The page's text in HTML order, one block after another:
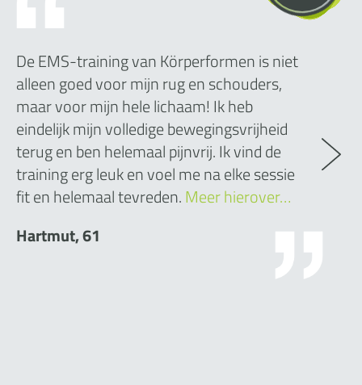
De EMS-training van Körperformen is niet
alleen goed voor mijn rug en schouders,
maar voor mijn hele lichaam! Ik heb
eindelijk mijn volledige bewegingsvrijheid
terug en ben helemaal pijnvrij. Ik vind de
training erg leuk en voel me na elke sessie
fit en helemaal tevreden.Meer hierover…
Hartmut, 61